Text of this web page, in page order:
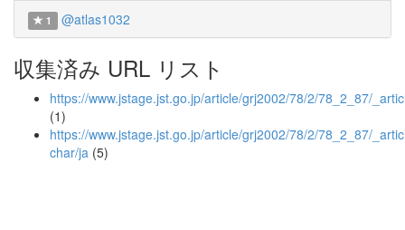
1 @atlas1032
収集済み URL リスト
https://www.jstage.jst.go.jp/article/grj2002/78/2/78_2_87/
(1)
https://www.jstage.jst.go.jp/article/grj2002/78/2/78_2_87/
char/ja (5)